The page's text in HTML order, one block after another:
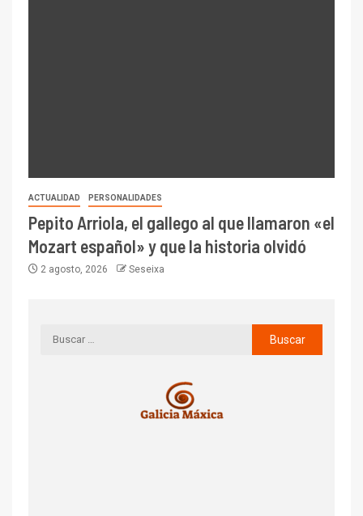
ACTUALIDAD PERSONALIDADES
Pepito Arriola, el gallego al que llamaron «el
Mozart español» y que la historia olvidó
2 agosto, 2026 Seseixa